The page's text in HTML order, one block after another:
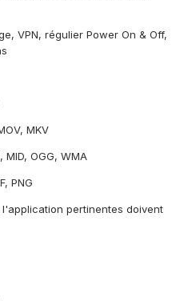
VPN, régulier Power On & Off,
MKV
MID, OGG, WMA
PNG
l'application pertinentes doivent